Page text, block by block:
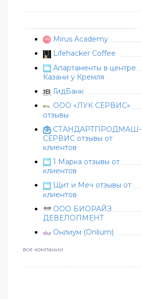
Mirus Academy
Lifehacker Coffee
Апартаменты в центре
Казани у Кремля
ГидБанк
ООО «ЛУК СЕРВИС»
отзывы
СТАНДАРТПРОДМАШ-
СЕРВИС отзывы от
клиентов
1 Марка отзывы от
клиентов
Щит и Меч отзывы от
клиентов
ООО БИОРАЙЗ
ДЕВЕЛОПМЕНТ
Онлиум (Onlium)
все компании